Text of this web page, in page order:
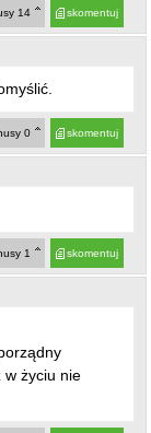
skomentuj
14
skomentuj
0
skomentuj
1
w życiu nie